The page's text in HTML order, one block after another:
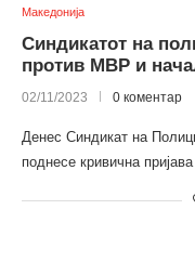
Македонија
Синдикатот на
против МВР и
02/11/2023 0 коментар
Денес Синдикат на
поднесе кривична